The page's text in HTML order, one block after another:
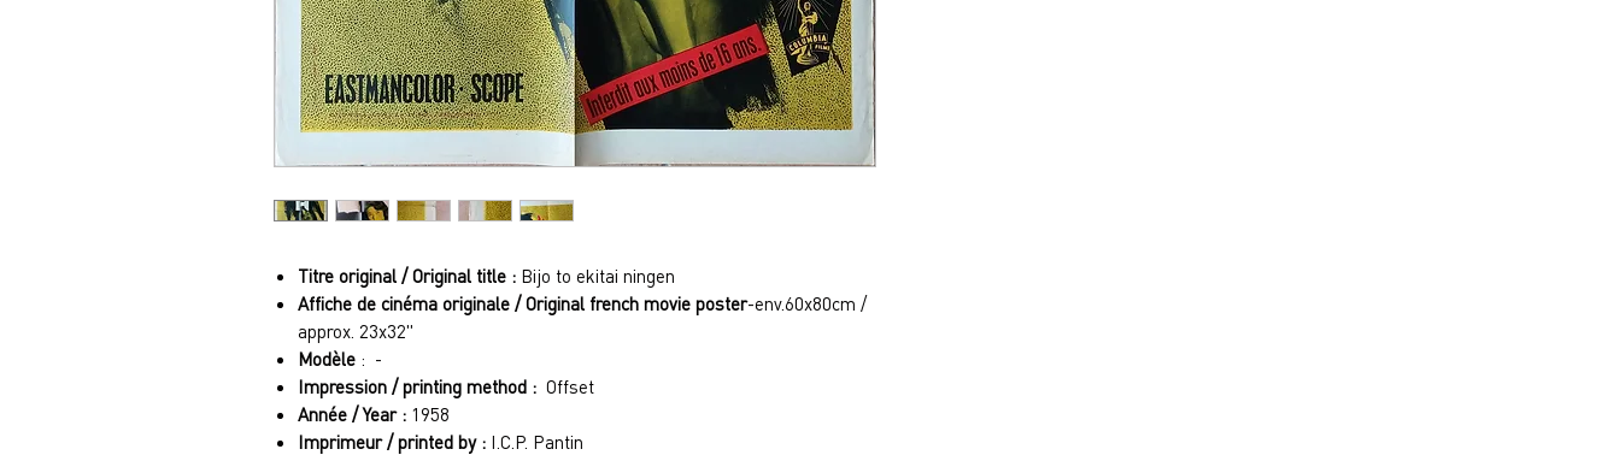
Titre original / Original title : Bijo to ekitai ningen
Affiche de cinéma originale / Original french movie poster-env.60x80cm /
approx. 23x32"
Modèle : -
Impression / printing method : Offset
Année / Year : 1958
Imprimeur / printed by : I.C.P. Pantin